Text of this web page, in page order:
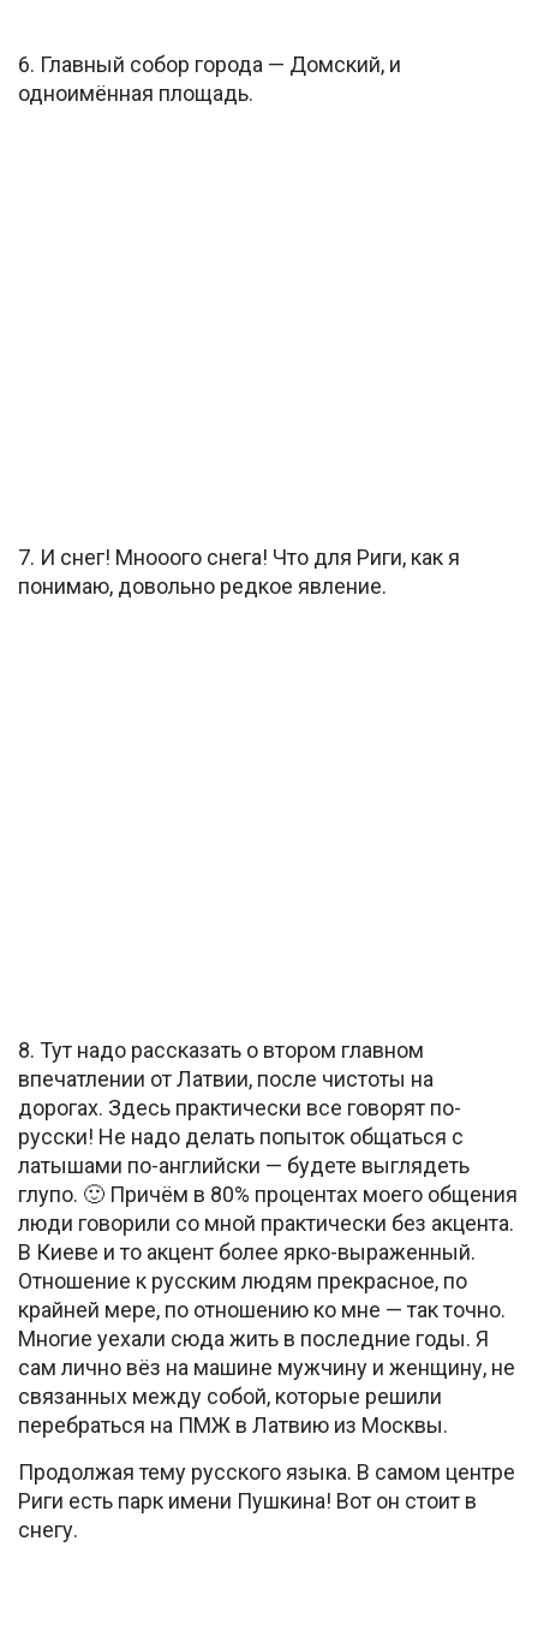
6. Главный собор города — Домский, и
одноимённая площадь.
7. И снег! Мнооого снега! Что для Риги, как я
понимаю, довольно редкое явление.
8. Тут надо рассказать о втором главном
впечатлении от Латвии, после чистоты на
дорогах. Здесь практически все говорят по-
русски! Не надо делать попыток общаться с
латышами по-английски — будете выглядеть
глупо. 🙂 Причём в 80% процентах моего общения
люди говорили со мной практически без акцента.
В Киеве и то акцент более ярко-выраженный.
Отношение к русским людям прекрасное, по
крайней мере, по отношению ко мне — так точно.
Многие уехали сюда жить в последние годы. Я
сам лично вёз на машине мужчину и женщину, не
связанных между собой, которые решили
перебраться на ПМЖ в Латвию из Москвы.
Продолжая тему русского языка. В самом центре
Риги есть парк имени Пушкина! Вот он стоит в
снегу.